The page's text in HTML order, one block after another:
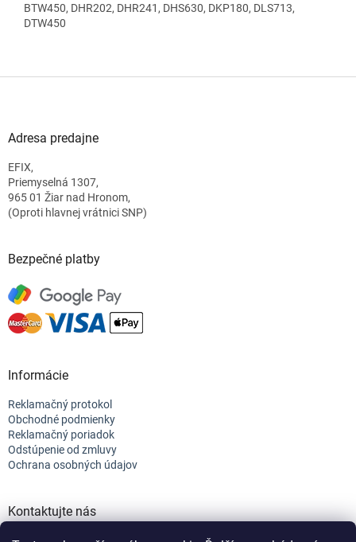
BTW450, DHR202, DHR241, DHS630, DKP180, DLS713,
DTW450
Adresa predajne
EFIX,
Priemyselná 1307,
965 01 Žiar nad Hronom,
(Oproti hlavnej vrátnici SNP)
Bezpečné platby
Informácie
Reklamačný protokol
Obchodné podmienky
Reklamačný poriadok
Odstúpenie od zmluvy
Ochrana osobných údajov
Kontaktujte nás